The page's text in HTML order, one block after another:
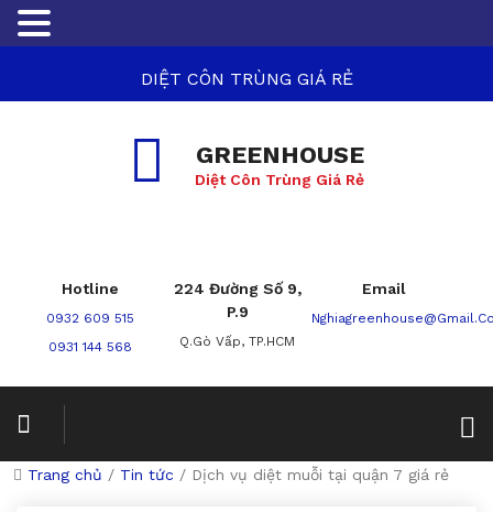
DIỆT CÔN TRÙNG GIÁ RẺ
GREENHOUSE
Diệt Côn Trùng Giá Rẻ
Hotline
0932 609 515
0931 144 568
224 Đường Số 9,
P.9
Q.Gò Vấp, TP.HCM
Email
Trang chủ / Tin tức / Dịch vụ diệt muỗi tại quận 7 giá rẻ